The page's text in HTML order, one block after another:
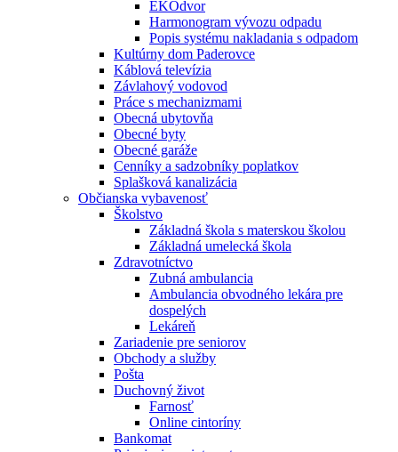
EKOdvor
Harmonogram vývozu odpadu
Popis systému nakladania s odpadom
Kultúrny dom Paderovce
Káblová televízia
Závlahový vodovod
Práce s mechanizmami
Obecná ubytovňa
Obecné byty
Obecné garáže
Cenníky a sadzobníky poplatkov
Splašková kanalizácia
Občianska vybavenosť
Školstvo
Základná škola s materskou školou
Základná umelecká škola
Zdravotníctvo
Zubná ambulancia
Ambulancia obvodného lekára pre
dospelých
Lekáreň
Zariadenie pre seniorov
Obchody a služby
Pošta
Duchovný život
Farnosť
Online cintoríny
Bankomat